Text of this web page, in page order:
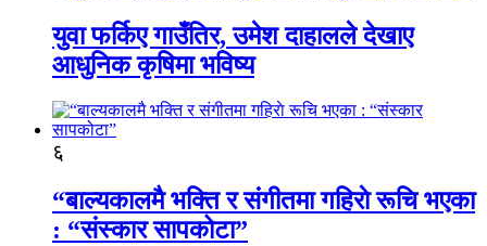
युवा फर्किए गाउँतिर, उमेश दाहालले देखाए
आधुनिक कृषिमा भविष्य
६
“बाल्यकालमै भक्ति र संगीतमा गहिराे रूचि भएका
: “संस्कार सापकोटा”